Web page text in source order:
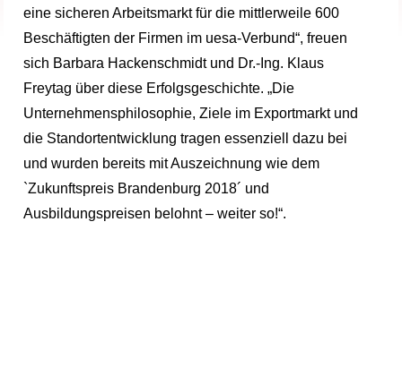
eine sicheren Arbeitsmarkt für die mittlerweile 600
Beschäftigten der Firmen im uesa-Verbund“, freuen
sich Barbara Hackenschmidt und Dr.-Ing. Klaus
Freytag über diese Erfolgsgeschichte. „Die
Unternehmensphilosophie, Ziele im Exportmarkt und
die Standortentwicklung tragen essenziell dazu bei
und wurden bereits mit Auszeichnung wie dem
`Zukunftspreis Brandenburg 2018´ und
Ausbildungspreisen belohnt – weiter so!“.